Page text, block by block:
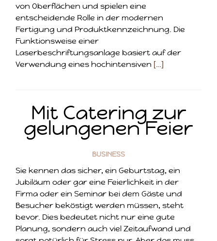
von Oberflächen und spielen eine
entscheidende Rolle in der modernen
Fertigung und Produktkennzeichnung. Die
Funktionsweise einer
Laserbeschriftungsanlage basiert auf der
Verwendung eines hochintensiven […]
Mit Catering zur
gelungenen Feier
BUSINESS
Sie kennen das sicher, ein Geburtstag, ein
Jubiläum oder gar eine Feierlichkeit in der
Firma oder ein Seminar bei dem Gäste und
Besucher beköstigt werden müssen, steht
bevor. Dies bedeutet nicht nur eine gute
Planung, sondern auch viel Zeitaufwand und